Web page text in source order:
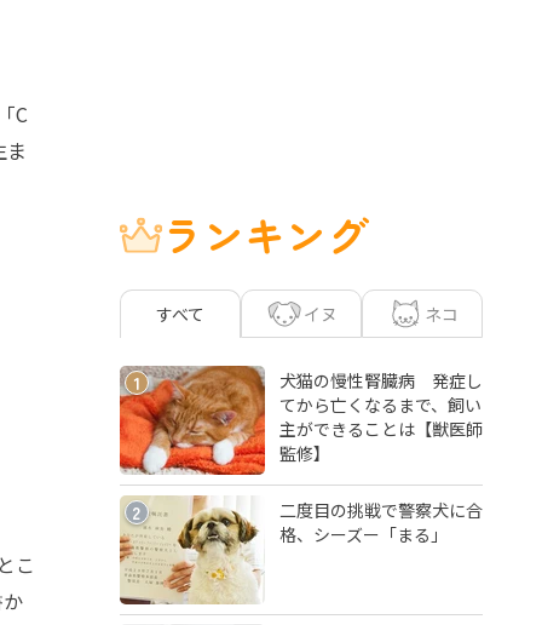
C
こ
ランキング
すべて イヌ ネコ
1
犬猫の慢性腎臓病 発症し
てから亡くなるまで、飼い
主ができることは【獣医師
監修】
2
二度目の挑戦で警察犬に合
格、シーズー「まる」